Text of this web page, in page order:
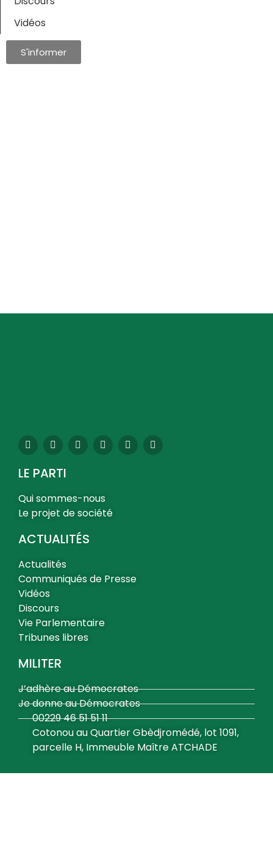
Vidéos
S'informer
LE PARTI
Qui sommes-nous
Le projet de société
ACTUALITÉS
Actualités
Communiqués de Presse
Vidéos
Discours
Vie Parlementaire
Tribunes libres
MILITER
J’adhère au Démocrates
Je donne au Démocrates
00229 46 51 51 11
Cotonou au Quartier Gbèdjromédé, lot 1091,
parcelle H, Immeuble Maître ATCHADE